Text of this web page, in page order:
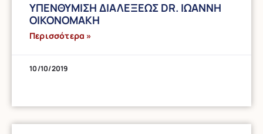
ΥΠΕΝΘΥΜΙΣΗ ΔΙΑΛΕΞΕΩΣ DR. ΙΩΑΝΝΗ
ΟΙΚΟΝΟΜΑΚΗ
Περισσότερα »
10/10/2019